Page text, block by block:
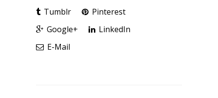
Tumblr
Pinterest
Google+
LinkedIn
E-Mail